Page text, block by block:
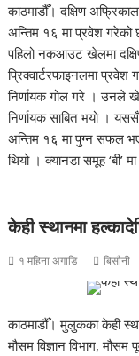
काठमाडौँ। दक्षिण
अन्तिम १६ मा प्रवेश
पहिलो नकआउट खेलमा
प्रिक्वार्टरफाइनलमा
निर्णायक गोल गरे । उनले
निर्णायक साबित भयो ।
अन्तिम १६ मा पुग्न सफल
थियो । क्यानडा समूह ‘बी’
केही स्थानमा
१ महिना अगाडि बिसौनी
काठमाडौँ। मुलुकका केही
मौसम विज्ञान विभाग,